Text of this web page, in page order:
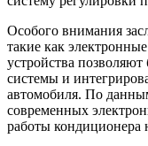
Особого внимания
такие как
устройства позволяют
системы и
автомобиля. По
современных
работы кондиционера